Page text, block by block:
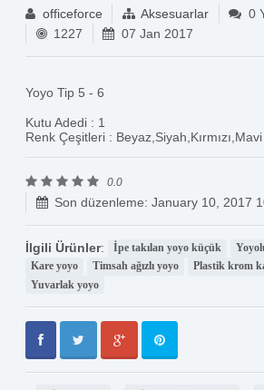
officeforce Aksesuarlar
0
1227
07 Jan 2017
Yoyo Tip 5 - 6
Kutu Adedi : 1
Renk Çeşitleri : Beyaz,Siyah,Kırmızı,Mavi
0.0
Son düzenleme: January 10, 2017
İlgili Ürünler: İpe takılan yoyo küçük
Kare yoyo
Timsah ağızlı yoyo
Plastik krom
Yuvarlak yoyo